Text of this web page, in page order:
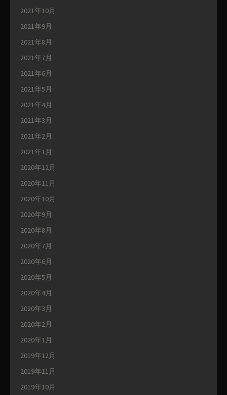
2021年10月
2021年9月
2021年8月
2021年7月
2021年6月
2021年5月
2021年4月
2021年3月
2021年2月
2021年1月
2020年12月
2020年11月
2020年10月
2020年9月
2020年8月
2020年7月
2020年6月
2020年5月
2020年4月
2020年3月
2020年2月
2020年1月
2019年12月
2019年11月
2019年10月